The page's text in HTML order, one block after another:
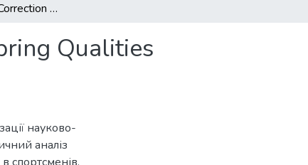
Рrevention and Correction of the Foot Supporting-Spring Qualities Disorder of Young Basketball Players
Qualities
науково-
аналіз